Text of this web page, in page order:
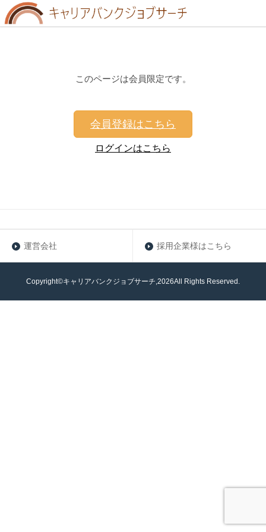
このページは会員限定です。
会員登録はこちら
ログインはこちら
運営会社 採用企業様はこちら
Copyright©キャリアバンクジョブサーチ,2026All Rights Reserved.